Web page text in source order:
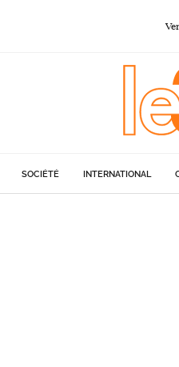
SOCIÉTÉ INTERNATIONAL